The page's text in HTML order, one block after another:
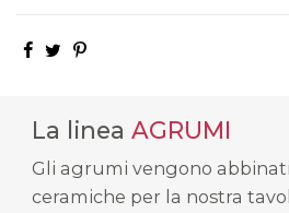
La linea AGRUMI
Gli agrumi vengono
ceramiche per la nostra